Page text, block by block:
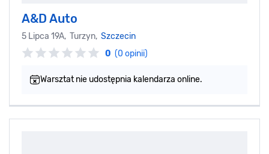
A&D Auto
5 Lipca 19A, Turzyn, Szczecin
0 (0 opinii)
Warsztat nie udostępnia kalendarza online.